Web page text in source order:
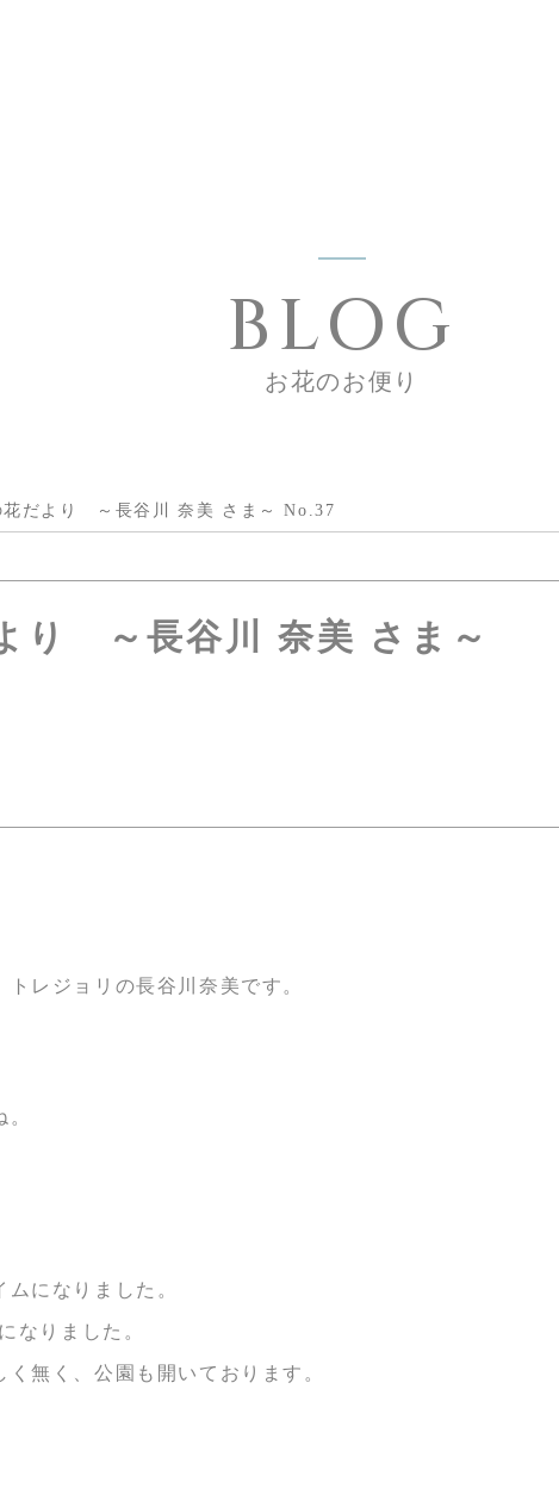
BLOG
お花のお便り
花だより ～長谷川 奈美 さま～ No.37
り ～長谷川 奈美 さま～
レジョリの長谷川奈美です。
になりました。
なりました。
無く、公園も開いております。